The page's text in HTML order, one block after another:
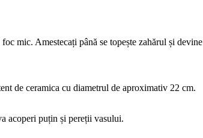
mic. Amestecați până se topește zahărul și devine
de ceramica cu diametrul de aproximativ 22 cm.
acoperi puțin și pereții vasului.